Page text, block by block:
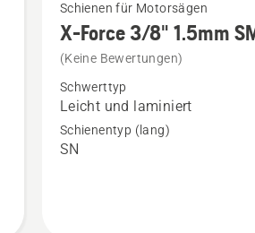
Details
Force
3/8"
1.5mm
Schienen für Motorsägen
X-Force 3/8" 1.5mm
(Keine Bewertungen)
Schwerttyp
Leicht und laminiert
Schienentyp (lang)
SN